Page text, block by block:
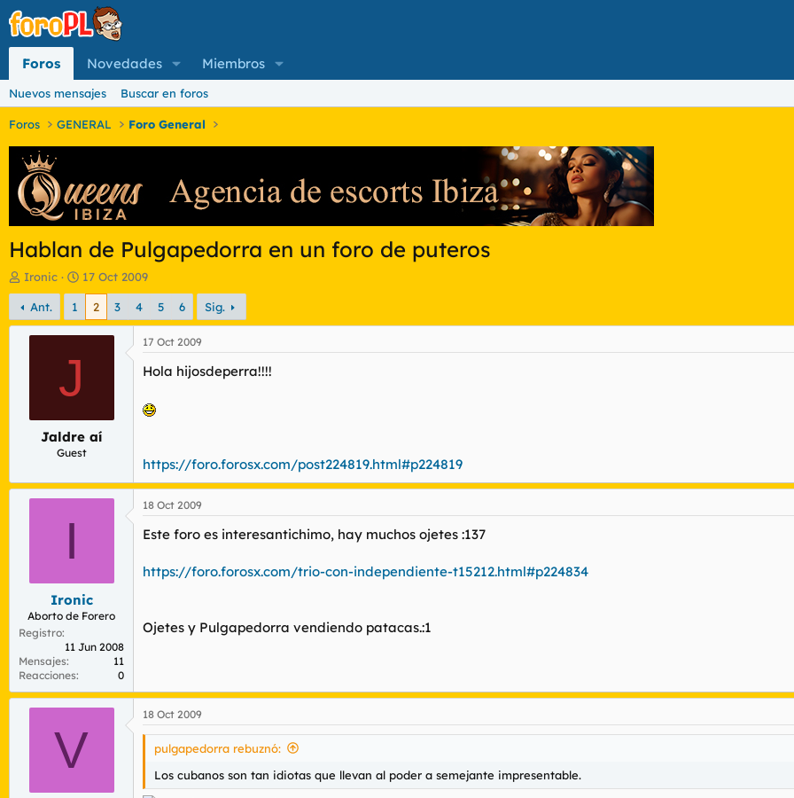
Foros Novedades Miembros
Nuevos mensajes Buscar en foros
Foros GENERAL Foro General
Hablan de Pulgapedorra en un foro de puteros
I
n
i
c
d
e
m
Ironic
F
e
h
a
i
c
i
17 Oct 2009
Ant. 1 2 3 4 5 6 Sig.
J
Jaldre aí
Guest
17 Oct 2009
Hola hijosdeperra!!!!
https://foro.forosx.com/post224819.html#p224819
I
Ironic
Aborto de Forero
Registro
11 Jun 2008
Mensajes
11
Reacciones
0
18 Oct 2009
Este foro es interesantichimo, hay muchos ojetes :137
https://foro.forosx.com/trio-con-independiente-t15212.html#p224834
Ojetes y Pulgapedorra vendiendo patacas.:1
V
18 Oct 2009
pulgapedorra rebuznó:
Los cubanos son tan idiotas que llevan al poder a semejante impresentable.